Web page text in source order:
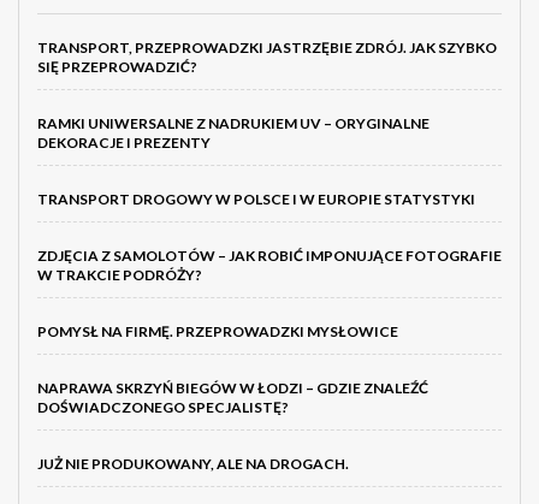
TRANSPORT, PRZEPROWADZKI JASTRZĘBIE ZDRÓJ. JAK SZYBKO
SIĘ PRZEPROWADZIĆ?
RAMKI UNIWERSALNE Z NADRUKIEM UV – ORYGINALNE
DEKORACJE I PREZENTY
TRANSPORT DROGOWY W POLSCE I W EUROPIE STATYSTYKI
ZDJĘCIA Z SAMOLOTÓW – JAK ROBIĆ IMPONUJĄCE FOTOGRAFIE
W TRAKCIE PODRÓŻY?
POMYSŁ NA FIRMĘ. PRZEPROWADZKI MYSŁOWICE
NAPRAWA SKRZYŃ BIEGÓW W ŁODZI – GDZIE ZNALEŹĆ
DOŚWIADCZONEGO SPECJALISTĘ?
JUŻ NIE PRODUKOWANY, ALE NA DROGACH.